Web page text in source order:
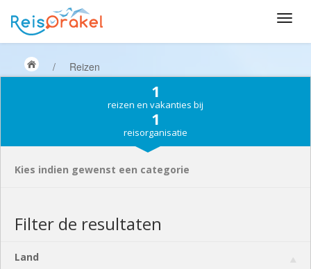
/ Reizen
1
reizen en vakanties bij
1
reisorganisatie
Kies indien gewenst een categorie
Filter de resultaten
Land